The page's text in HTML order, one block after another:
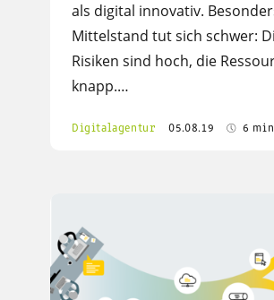
als digital innovativ.
Mittelstand tut sich schwer:
Risiken sind hoch, die
knapp.…
Digitalagentur 05.08.19 6 min